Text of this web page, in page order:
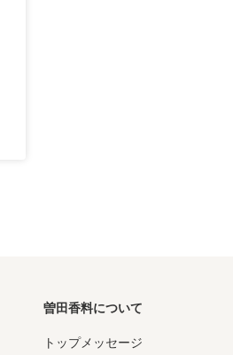
曽田香料について
トップメッセージ